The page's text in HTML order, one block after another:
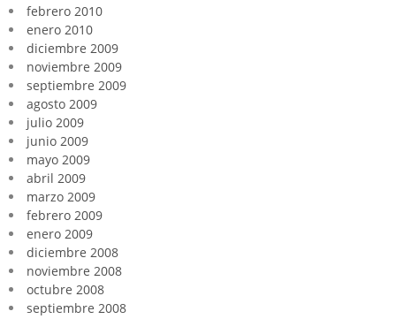
febrero 2010
enero 2010
diciembre 2009
noviembre 2009
septiembre 2009
agosto 2009
julio 2009
junio 2009
mayo 2009
abril 2009
marzo 2009
febrero 2009
enero 2009
diciembre 2008
noviembre 2008
octubre 2008
septiembre 2008